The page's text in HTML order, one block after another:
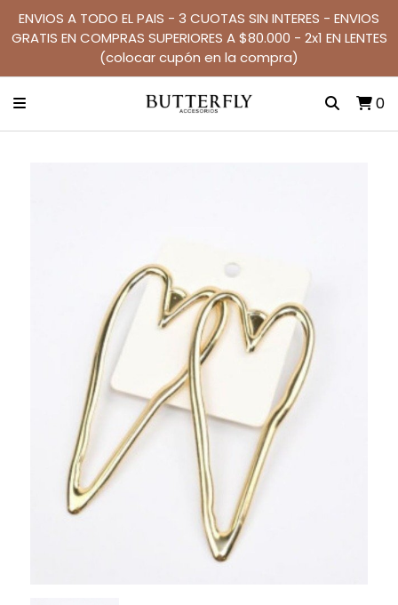
ENVIOS A TODO EL PAIS - 3 CUOTAS SIN INTERES - ENVIOS
GRATIS EN COMPRAS SUPERIORES A $80.000 - 2x1 EN LENTES
(colocar cupón en la compra)
0